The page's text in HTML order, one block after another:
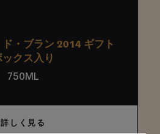
ド・ブラン 2014 ギフト
ックス入り
750ML
詳しく見る